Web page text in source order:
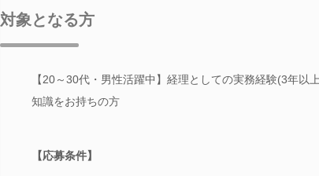
対象となる方
【20～30代・男性活躍中】経理としての実務経験(3年以
知識をお持ちの方
【応募条件】